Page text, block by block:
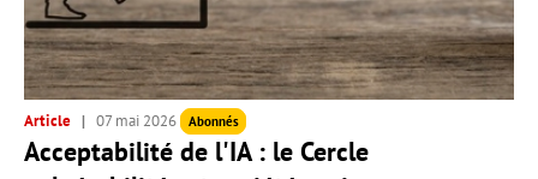
Article 07 mai 2026 Abonnés
Acceptabilité de l'IA : le Cercle